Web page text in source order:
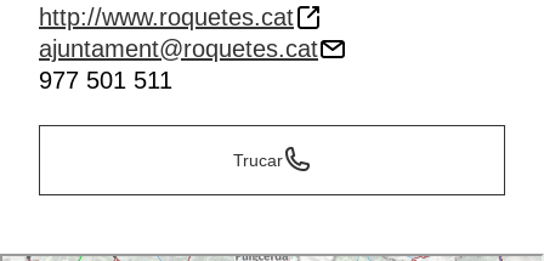
http://www.roquetes.cat
ajuntament@roquetes.cat
977 501 511
Trucar